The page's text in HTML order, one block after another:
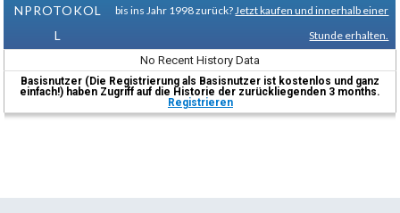
NPROTOKOL
L
bis ins Jahr 1998 zurück? Jetzt kaufen und innerhalb einer
Stunde erhalten.
No Recent History Data
Basisnutzer (Die Registrierung als Basisnutzer ist kostenlos und ganz
einfach!) haben Zugriff auf die Historie der zurückliegenden 3 months.
Registrieren